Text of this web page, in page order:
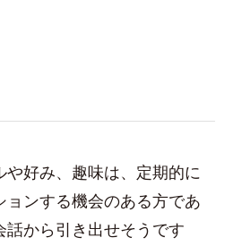
や好み、趣味は、定期的に
ョンする機会のある方であ
話から引き出せそうです